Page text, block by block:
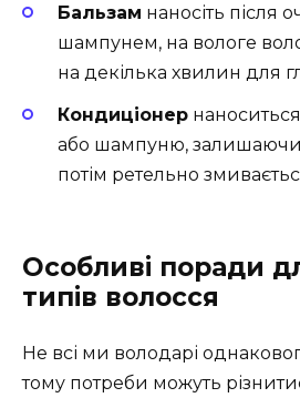
Бальзам наносіть після
шампунем, на вологе
на декілька хвилин для
Кондиціонер
або шампуню, залишаючи
потім ретельно
Особливі поради
типів волосся
Не всі ми володарі
тому потреби можуть